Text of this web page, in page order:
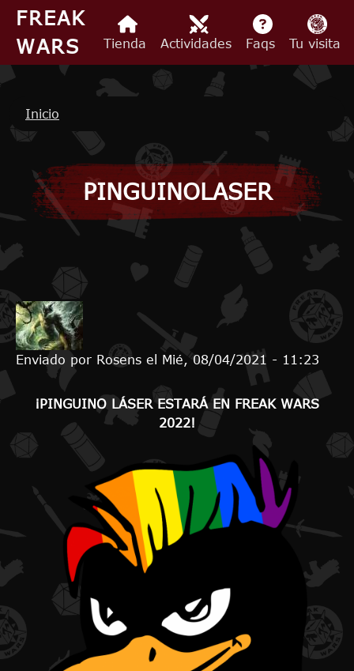
Pasar al contenido principal
FREAK
WARS
Tienda Actividades Faqs Tu visita
Ruta de navegación
Inicio
PINGUINOLASER
Enviado por Rosens el Mié, 08/04/2021 - 11:23
¡PINGUINO LÁSER ESTARÁ EN FREAK WARS
2022!